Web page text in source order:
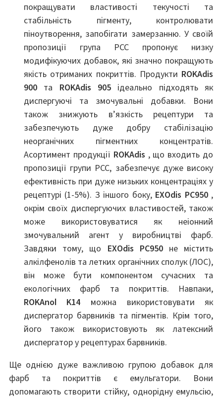
покращувати властивості текучості та
стабільність пігменту, контролювати
піноутворення, запобігати замерзанню. У своїй
пропозиції група PCC пропонує низку
модифікуючих добавок, які значно покращують
якість отриманих покриттів. Продукти ROKAdis
900та ROKAdis 905 ідеально підходять як
диспергуючі та змочувальні добавки. Вони
також знижують в’язкість рецептури та
забезпечують дуже добру стабілізацію
неорганічних пігментних концентратів.
Асортимент продукції ROKAdis , що входить до
пропозиції групи PCC, забезпечує дуже високу
ефективність при дуже низьких концентраціях у
рецептурі (1-5%). З іншого боку, EXOdis PC950,
окрім своїх диспергуючих властивостей, також
може використовуватися як неіонний
змочувальний агент у виробництві фарб.
Завдяки тому, що EXOdis PC950не містить
алкілфенолів та летких органічних сполук (ЛОС),
він може бути компонентом сучасних та
екологічних фарб та покриттів. Навпаки,
ROKAnol K14 можна використовувати як
диспергатор барвників та пігментів. Крім того,
його також використовують як латексний
диспергатор у рецептурах барвників.
Ще однією дуже важливою групою добавок для
фарб та покриттів є емульгатори. Вони
допомагають створити стійку, однорідну емульсію,